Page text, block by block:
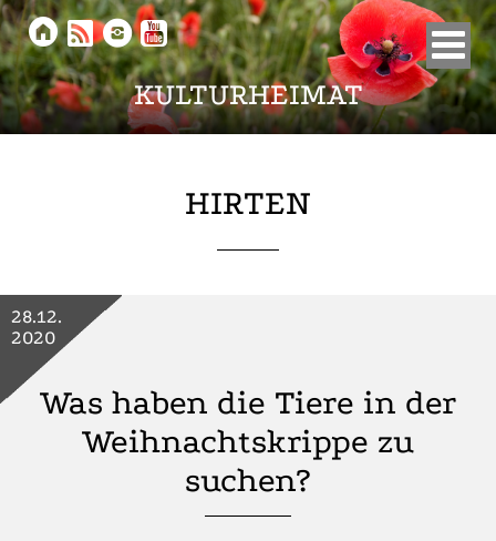
KULTURHEIMAT
    
HIRTEN
Was haben die Tiere in der
Weihnachtskrippe zu
suchen?
28.12.
2020